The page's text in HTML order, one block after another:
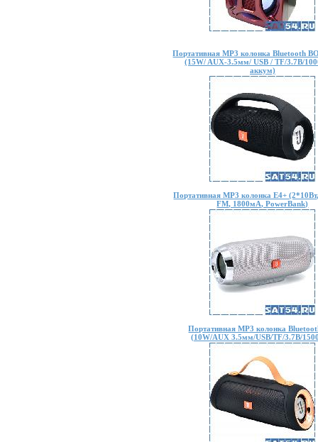
Портативная MP3 колонка Bluetooth
(15W/ AUX-3.5мм/ USB / TF/3.7В/
аккум)
Портативная MP3 колонка E4+
FM, 1800мА, PowerBank)
Портативная MP3 колонка
(10W/AUX 3.5мм/USB/TF/3.7В/